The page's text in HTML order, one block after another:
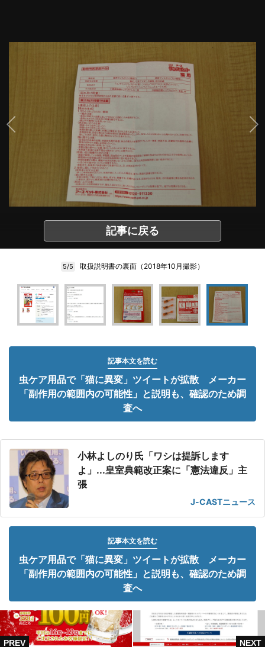
記事に戻る
5/5 取扱説明書の裏面（2018年10月撮影）
記事本文を読む
虫ケア用品で「猫に異変」ツイートが拡散 メーカー
「副作用の範囲内の可能性」と説明も、確認のため調
査へ
小林よしのり氏「ワシは提訴します
よ」...皇室典範改正案に「憲法違反」主
張
J-CASTニュース
記事本文を読む
虫ケア用品で「猫に異変」ツイートが拡散 メーカー
「副作用の範囲内の可能性」と説明も、確認のため調
査へ